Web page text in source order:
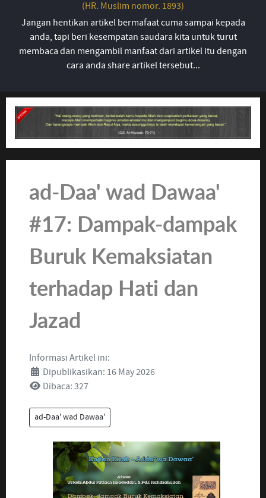
(HR. Muslim nomor. 1893)
Jangan hentikan artikel bermafaat cuma sampai kepada
anda, tapi beri kesempatan saudara kita untuk turut
membaca dan mengambil manfaat dari artikel itu dengan
cara anda share artikel tersebut...
ad-Daa' wad Dawaa'
#17: Dampak-dampak
Buruk Kemaksiatan
terhadap Hati dan
Jazad
Informasi Artikel ini:
Dipublikasikan: 16 May 2026
Dibaca: 327
ad-Daa' wad Dawaa'